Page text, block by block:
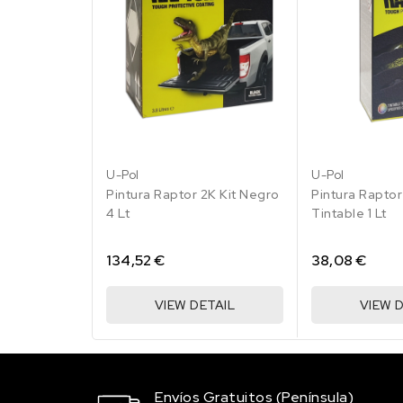
LA5E/K1
158.47 €
100 en stock
LA5G/D3 PERLBLAU
LA6C/2N EVERGREEN
100 en stock
LA9B/B7 COOL
100 en stock
97
U-Pol
Pintura Raptor 2K Kit Negro
4 Lt
134,52 €
VIEW DETAIL
U-Pol
Pintura
Tintable 1 Lt
38,08 €
VIEW
Envíos Gratuitos (Península)